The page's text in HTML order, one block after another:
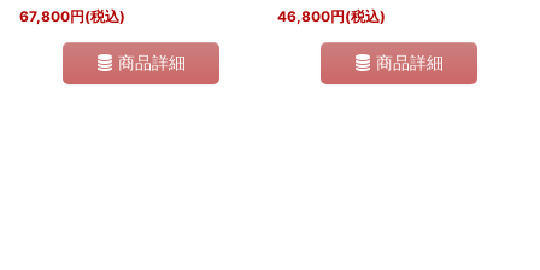
67,800円(税込)
商品詳細
46,800円(税込)
商品詳細